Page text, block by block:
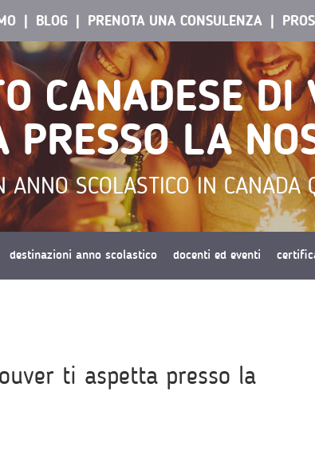
PRENOTA UNA CONSULENZA
BLOG
CANADESE DI
PRESSO LA
SCOLASTICO IN CANADA
destinazioni anno scolastico docenti ed eventi
ti aspetta presso la